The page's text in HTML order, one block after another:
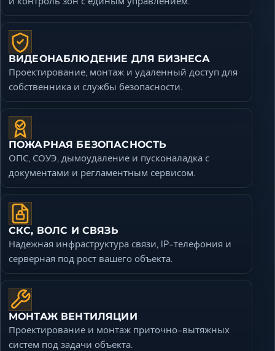
ВИДЕОНАБЛЮДЕНИЕ ДЛЯ БИЗНЕСА
Проектирование, монтаж и удаленный доступ для
собственника и службы безопасности.
ПОЖАРНАЯ БЕЗОПАСНОСТЬ
ОПС, СОУЭ, дымоудаление и пусконаладка с
документами и регламентным сервисом.
СКС, ВОЛС И СВЯЗЬ
Надежная инфраструктура связи, IP-телефония и
серверная под рост вашего объекта.
МОНТАЖ ВЕНТИЛЯЦИИ
Проектирование и монтаж приточно-вытяжных
систем под задачи объекта.